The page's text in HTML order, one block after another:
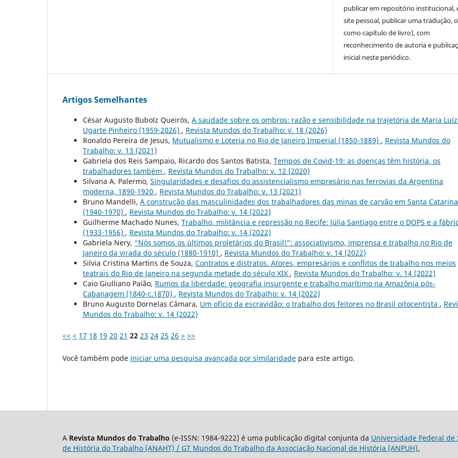
publicar em repositório institucional,
site pessoal, publicar uma tradução,
como capítulo de livro), com
reconhecimento de autoria e
inicial neste periódico.
Artigos Semelhantes
César Augusto Bubolz Queirós, A saudade sobre os ombros: razão e sensibilidade na trajetória de Maria
Ugarte Pinheiro (1959-2026) , Revista Mundos do Trabalho: v. 18 (2026)
Ronaldo Pereira de Jesus, Mutualismo e Loteria no Rio de Janeiro Imperial (1850-1889) , Revista Mundos do
Trabalho: v. 13 (2021)
Gabriela dos Reis Sampaio, Ricardo dos Santos Batista, Tempos de Covid-19: as doenças têm história, os
trabalhadores também , Revista Mundos do Trabalho: v. 12 (2020)
Silvana A. Palermo, Singularidades e desafios do assistencialismo empresário nas ferrovias da Argentina
moderna, 1890-1920 , Revista Mundos do Trabalho: v. 13 (2021)
Bruno Mandelli, A construção das masculinidades dos trabalhadores das minas de carvão em Santa Catarina
(1940-1970) , Revista Mundos do Trabalho: v. 14 (2022)
Guilherme Machado Nunes, Trabalho, militância e repressão no Recife: Júlia Santiago entre o DOPS e a
(1933-1956) , Revista Mundos do Trabalho: v. 14 (2022)
Gabriela Nery, “Nós somos os últimos proletários do Brasil!”: associativismo, imprensa e trabalho no Rio de
Janeiro da virada do século (1880-1910) , Revista Mundos do Trabalho: v. 14 (2022)
Silvia Cristina Martins de Souza, Contratos e distratos. Atores, empresários e conflitos de trabalho nos meios
teatrais do Rio de Janeiro na segunda metade do século XIX , Revista Mundos do Trabalho: v. 14 (2022)
Caio Giulliano Paião, Rumos da liberdade: geografia insurgente e trabalho marítimo na Amazônia pós-
Cabanagem (1840-c.1870) , Revista Mundos do Trabalho: v. 14 (2022)
Bruno Augusto Dornelas Câmara, Um ofício da escravidão: o trabalho dos feitores no Brasil oitocentista ,
Mundos do Trabalho: v. 14 (2022)
<< < 17 18 19 20 21 22 23 24 25 26 > >>
Você também pode iniciar uma pesquisa avançada por similaridade para este artigo.
A Revista Mundos do Trabalho (e-ISSN: 1984-9222) é uma publicação digital conjunta da Universidade Federal de
de História do Trabalho (ANAHT) / GT Mundos do Trabalho da Associação Nacional de História (ANPUH).